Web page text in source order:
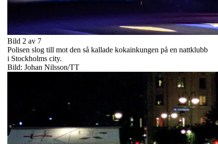
Bild 2 av 7
Polisen slog till mot den så kallade kokainkungen på en nattklubb
i Stockholms city.
Bild: Johan Nilsson/TT